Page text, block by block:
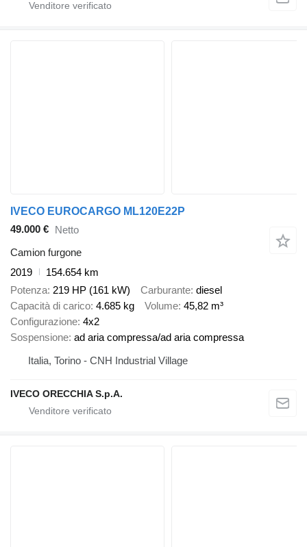
IVECO EUROCARGO ML120E22P
49.000 € Netto
Camion furgone
2019
154.654 km
Potenza 219 HP (161 kW) Carburante diesel
Capacità di carico 4.685 kg Volume 45,82 m³
Configurazione 4x2
Sospensione ad aria compressa/ad aria compressa
Italia, Torino - CNH Industrial Village
IVECO ORECCHIA S.p.A.